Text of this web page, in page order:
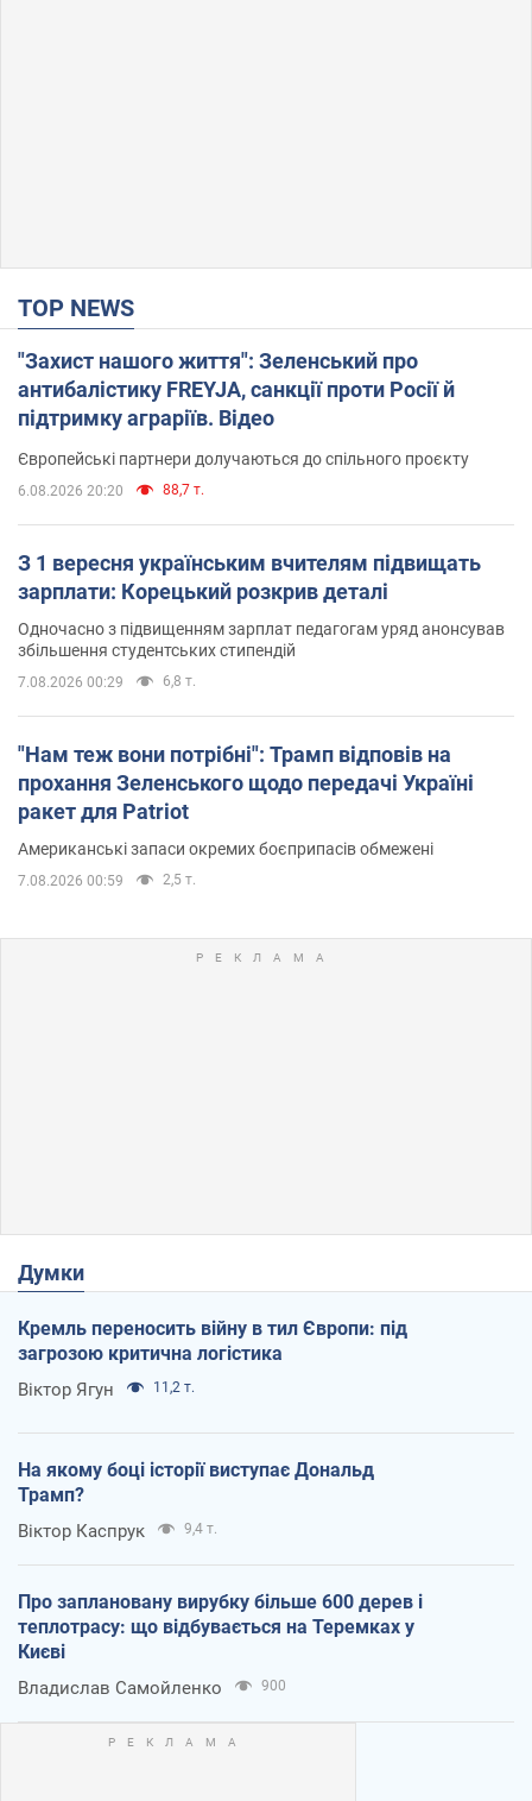
TOP NEWS
"Захист нашого життя": Зеленський про
антибалістику FREYJA, санкції проти Росії й
підтримку аграріїв. Відео
Європейські партнери долучаються до спільного проєкту
6.08.2026 20:20 88,7 т.
З 1 вересня українським вчителям підвищать
зарплати: Корецький розкрив деталі
Одночасно з підвищенням зарплат педагогам уряд анонсував
збільшення студентських стипендій
7.08.2026 00:29 6,8 т.
"Нам теж вони потрібні": Трамп відповів на
прохання Зеленського щодо передачі Україні
ракет для Patriot
Американські запаси окремих боєприпасів обмежені
7.08.2026 00:59 2,5 т.
Думки
Кремль переносить війну в тил Європи: під
загрозою критична логістика
Віктор Ягун 11,2 т.
На якому боці історії виступає Дональд
Трамп?
Віктор Каспрук 9,4 т.
Про заплановану вирубку більше 600 дерев і
теплотрасу: що відбувається на Теремках у
Києві
Владислав Самойленко 900